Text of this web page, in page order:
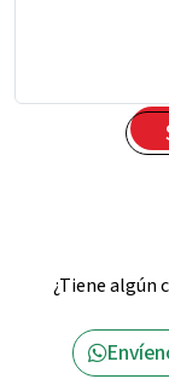
¿Tiene algún